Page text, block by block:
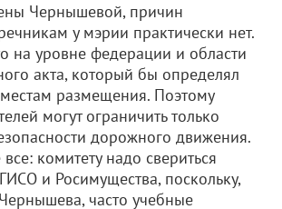
Чернышевой, причин
у мэрии практически нет.
на уровне федерации и области
акта, который бы определял
размещения. Поэтому
могут ограничить только
дорожного движения.
комитету надо свериться
и Росимущества, поскольку,
часто учебные